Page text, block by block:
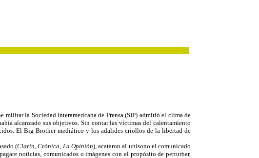
militar la Sociedad Interamericana de Prensa (SIP) admitió el clima de
alcanzado sus objetivos. Sin contar las víctimas del calentamiento
El Big Brother mediático y los adalides criollos de la libertad de
(Clarín, Crónica, La Opinión), acataron al unísono el comunicado
noticias, comunicados o imágenes con el propósito de perturbar,